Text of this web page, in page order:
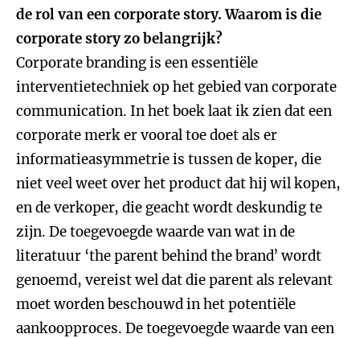
de rol van een corporate story. Waarom is die
corporate story zo belangrijk?
Corporate branding is een essentiële
interventietechniek op het gebied van corporate
communication. In het boek laat ik zien dat een
corporate merk er vooral toe doet als er
informatieasymmetrie is tussen de koper, die
niet veel weet over het product dat hij wil kopen,
en de verkoper, die geacht wordt deskundig te
zijn. De toegevoegde waarde van wat in de
literatuur ‘the parent behind the brand’ wordt
genoemd, vereist wel dat die parent als relevant
moet worden beschouwd in het potentiële
aankoopproces. De toegevoegde waarde van een